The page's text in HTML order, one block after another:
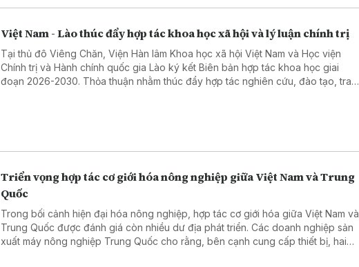
Việt Nam - Lào thúc đẩy hợp tác khoa học xã hội và lý luận chính trị
Tại thủ đô Viêng Chăn, Viện Hàn lâm Khoa học xã hội Việt Nam và Học viện
Chính trị và Hành chính quốc gia Lào ký kết Biên bản hợp tác khoa học giai
đoạn 2026-2030. Thỏa thuận nhằm thúc đẩy hợp tác nghiên cứu, đào tạo, trao
Triển vọng hợp tác cơ giới hóa nông nghiệp giữa Việt Nam và Trung
Quốc
Trong bối cảnh hiện đại hóa nông nghiệp, hợp tác cơ giới hóa giữa Việt Nam và
Trung Quốc được đánh giá còn nhiều dư địa phát triển. Các doanh nghiệp sản
xuất máy nông nghiệp Trung Quốc cho rằng, bên cạnh cung cấp thiết bị, hai